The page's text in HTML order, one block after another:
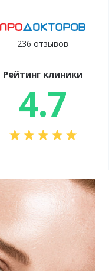
236 отзывов
Рейтинг клиники
4.7